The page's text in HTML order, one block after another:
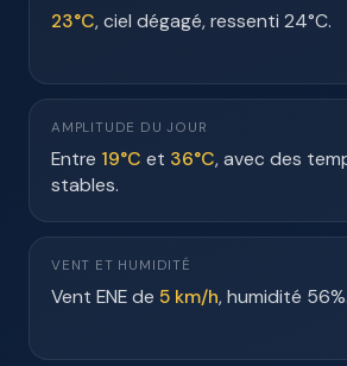
23°C, ciel dégagé, ressenti 24°C.
AMPLITUDE DU JOUR
Entre 19°C et 36°C, avec des
stables.
VENT ET HUMIDITÉ
Vent ENE de 5 km/h, humidité 56%.